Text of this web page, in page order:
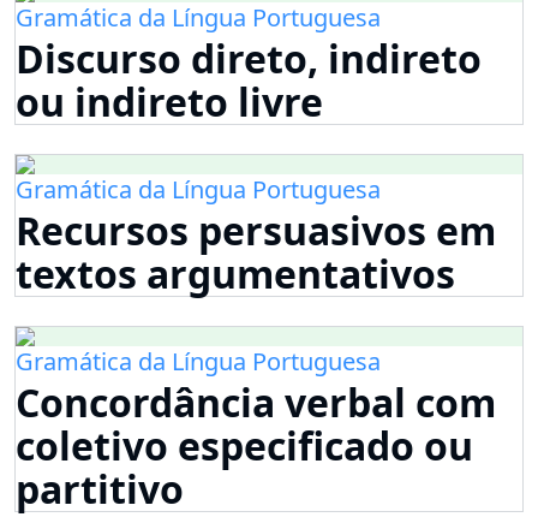
Gramática da Língua Portuguesa
Discurso direto, indireto
ou indireto livre
Gramática da Língua Portuguesa
Recursos persuasivos em
textos argumentativos
Gramática da Língua Portuguesa
Concordância verbal com
coletivo especificado ou
partitivo